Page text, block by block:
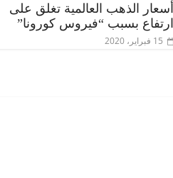
أسعار الذهب العالمية تغلق على
ارتفاع بسبب “فيروس كورونا”
15 فبراير، 2020